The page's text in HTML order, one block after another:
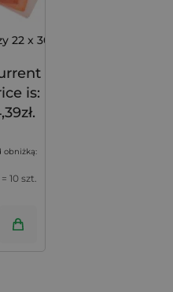
22 x 30 cm -
is:
obniżką:
10 szt.